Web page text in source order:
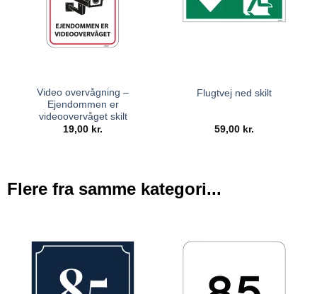
Video overvågning –
Ejendommen er
videoovervåget skilt
19,00 kr.
Flugtvej ned skilt
59,00 kr.
Flere fra samme kategori...